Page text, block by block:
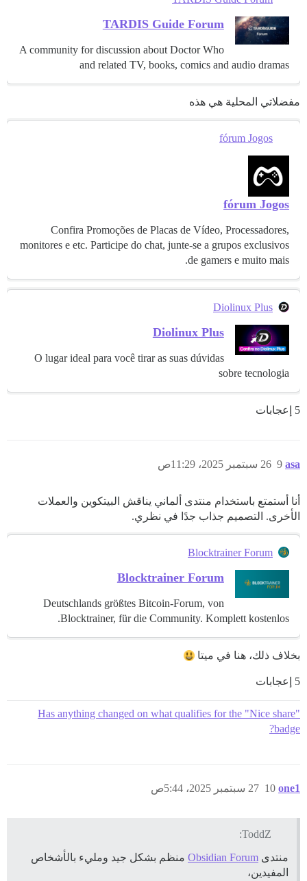
TARDIS Guide Forum
A community for discussion about Doctor Who
and related TV, books, comics and audio dramas
مفضلاتي المحلية هي هذه
fórum Jogos
fórum Jogos
Confira Promoções de Placas de Vídeo, Processadores,
monitores e etc. Participe do chat, junte-se a grupos exclusivos
de gamers e muito mais.
Diolinux Plus
Diolinux Plus
O lugar ideal para você tirar as suas dúvidas
sobre tecnologia
5 إعجابات
asa 26 سبتمبر 2025، 11:29ص 9
أنا أستمتع باستخدام منتدى ألماني يناقش البيتكوين والعملات
الأخرى. التصميم جذاب جدًا في نظري.
Blocktrainer Forum
Blocktrainer Forum
Deutschlands größtes Bitcoin-Forum, von
Blocktrainer, für die Community. Komplett kostenlos.
بخلاف ذلك، هنا في ميتا
5 إعجابات
Has anything changed on what qualifies for the "Nice share"
badge?
one1 27 سبتمبر 2025، 5:44ص 10
ToddZ:
منتدى Obsidian Forum منظم بشكل جيد ومليء بالأشخاص
المفيدين،